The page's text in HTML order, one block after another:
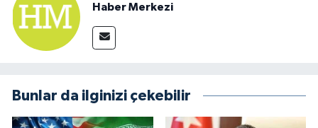
Haber Merkezi
Bunlar da ilginizi çekebilir